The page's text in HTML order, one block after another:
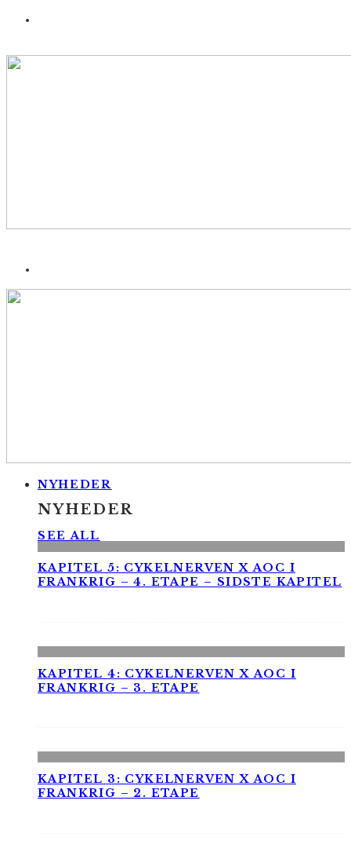
NYHEDER
NYHEDER
SEE ALL
KAPITEL 5: CYKELNERVEN X AOC I
FRANKRIG – 4. ETAPE – SIDSTE KAPITEL
KAPITEL 4: CYKELNERVEN X AOC I
FRANKRIG – 3. ETAPE
KAPITEL 3: CYKELNERVEN X AOC I
FRANKRIG – 2. ETAPE